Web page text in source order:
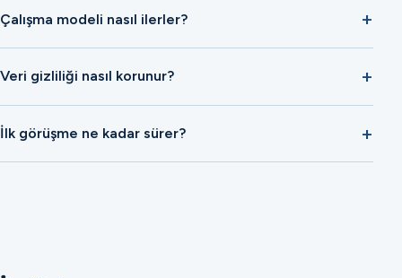
Çalışma modeli nasıl ilerler?
Veri gizliliği nasıl korunur?
İlk görüşme ne kadar sürer?